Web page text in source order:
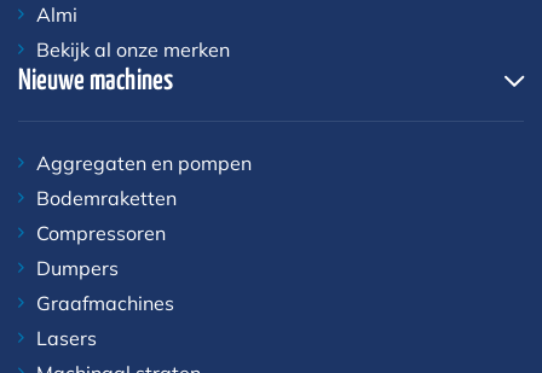
Almi
Bekijk al onze merken
Nieuwe machines
Aggregaten en pompen
Bodemraketten
Compressoren
Dumpers
Graafmachines
Lasers